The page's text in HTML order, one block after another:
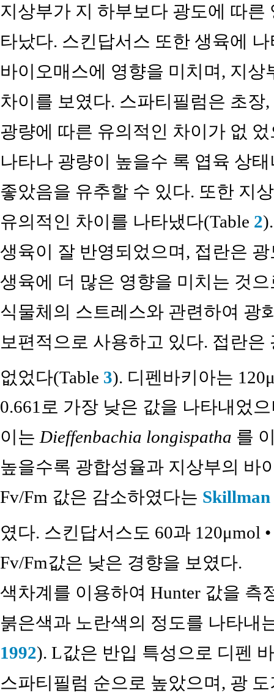
지상부가 지 하부보다 광도에 따
타났다. 스킨답서스 또한 생육에
바이오매스에 영향을 미치며, 지
차이를 보였다. 스파티필럼은 초
광량에 따른 유의적인 차이가 없
나타나 광량이 높을수 록 엽육 상
좋았음을 유추할 수 있다. 또한 지
유의적인 차이를 나타냈다(Table 2
생육이 잘 반영되었으며, 접란은
생육에 더 많은 영향을 미치는 것
식물체의 스트레스와 관련하여 광
보편적으로 사용하고 있다. 접란
없었다(Table 3). 디펜바키아는
0.661로 가장 낮은 값을 나타내었
이는 Dieffenbachia longispatha 를
높을수록 광합성율과 지상부의 바
Fv/Fm 값은 감소하였다는 Skillman
였다. 스킨답서스도 60과 120μmol
Fv/Fm값은 낮은 경향을 보였다.
색차계를 이용하여 Hunter 값을 측
붉은색과 노란색의 정도를 나타내
1992). L값은 반입 특성으로 디펜
스파티필럼 순으로 높았으며, 광